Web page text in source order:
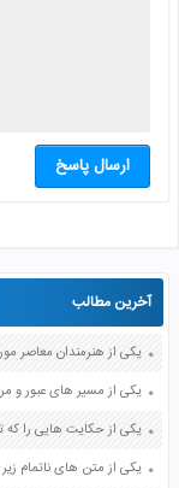
ارسال پاسخ
آخرین مطالب
یکی از مسیر های عبور و